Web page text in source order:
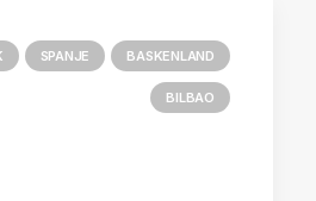
SPANJE BASKENLAND
BILBAO